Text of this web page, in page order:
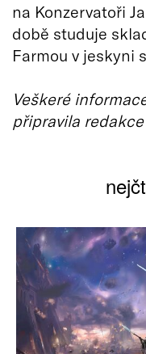
na Konzervatoři
době studuje
Farmou v jeskyni
Veškeré
připravila